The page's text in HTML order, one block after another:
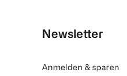
Newsletter
Anmelden & sparen